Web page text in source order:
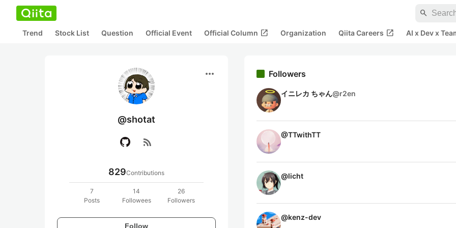
search
Trend Stock List Question Official Event Official Column open_in_new Organization Qiita Careers open_in_new AI x Dev x
more_horiz
@shotat
rss_feed
829Contributions
7
Posts
14
Followees
26
Followers
Follow
Followers
イニレカ ちゃん@r2en
@TTwithTT
@licht
@kenz-dev